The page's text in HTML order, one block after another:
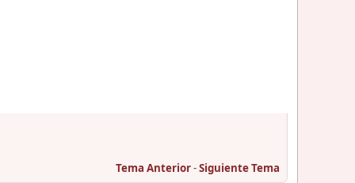
Tema Anterior-Siguiente Tema